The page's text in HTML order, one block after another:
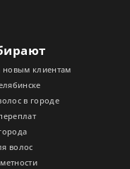
новым клиентам
в городе
волос